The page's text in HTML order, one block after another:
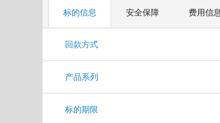
标的信息 安全保障 费用信息
回款方式
产品系列
标的期限